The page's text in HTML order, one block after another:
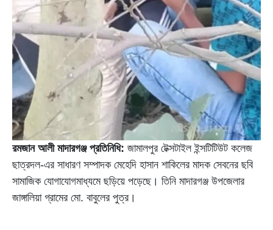
রমজান আলী মাদারগঞ্জ প্রতিনিধি: জামালপুর টেক্সটাইল ইন্সটিটিউট কলেজ
ছাত্রদল-এর সাধারণ সম্পাদক মেহেদি হাসান শাকিলের মাদক সেবনের ছবি
সামাজিক যোগাযোগমাধ্যমে ছড়িয়ে পড়েছে। তিনি মাদারগঞ্জ উপজেলার
জাঙ্গালিয়া গ্রামের মো. বাবুলের পুত্র।